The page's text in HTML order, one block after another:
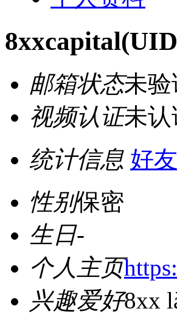
8xxcapital
邮箱状态未验
视频认证未认
统计信息 好
性别保密
生日-
个人主页
兴趣爱好8xx